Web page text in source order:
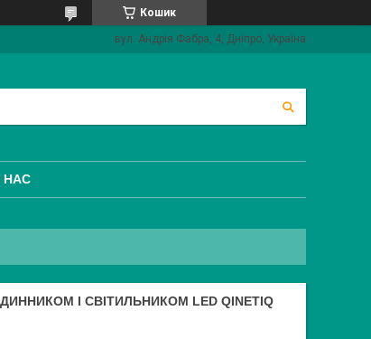
Кошик
вул. Андрія Фабра, 4, Дніпро, Україна
НАС
І СВІТИЛЬНИКОМ LED QINETIQ